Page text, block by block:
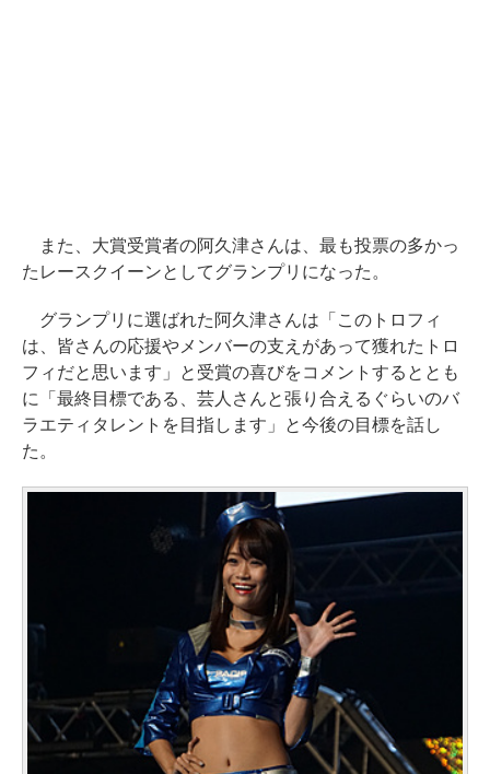
また、大賞受賞者の阿久津さんは、最も投票の多かっ
たレースクイーンとしてグランプリになった。
グランプリに選ばれた阿久津さんは「このトロフィ
は、皆さんの応援やメンバーの支えがあって獲れたトロ
フィだと思います」と受賞の喜びをコメントするととも
に「最終目標である、芸人さんと張り合えるぐらいのバ
ラエティタレントを目指します」と今後の目標を話し
た。